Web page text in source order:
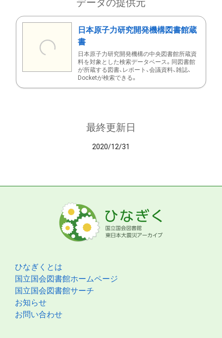
データの提供元
日本原子力研究開発機構図書館蔵
書
日本原子力研究開発機構の中央図書館所蔵資
料を対象とした検索データベース。同図書館
が所蔵する図書、レポート、会議資料、雑誌、
Docketが検索できる。
最終更新日
2020/12/31
ひなぎくとは
国立国会図書館ホームページ
国立国会図書館サーチ
お知らせ
お問い合わせ